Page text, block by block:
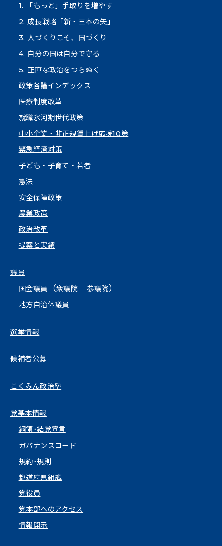
1. 「もっと」手取りを増やす
2. 成長戦略「新・三本の矢」
3. 人づくりこそ、国づくり
4. 自分の国は自分で守る
5. 正直な政治をつらぬく
政策各論インデックス
医療制度改革
就職氷河期世代政策
中小企業・非正規賃上げ応援10策
緊急経済対策
子ども・子育て・若者
憲法
安全保障政策
農業政策
政治改革
提案と実績
議員
国会議員
（衆議院 ｜参議院）
地方自治体議員
選挙情報
候補者公募
こくみん政治塾
党基本情報
綱領･結党宣言
ガバナンスコード
規約･規則
都道府県組織
党役員
党本部へのアクセス
情報開示